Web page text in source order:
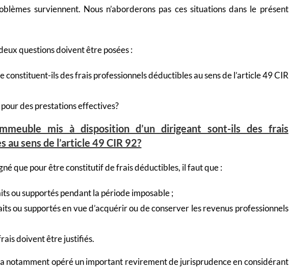
surviennent. Nous n’aborderons pas ces situations dans le présent
questions doivent être posées :
constituent-ils des frais professionnels déductibles au sens de l’article 49 CIR
des prestations effectives?
mis à disposition d’un dirigeant sont-ils des frais
sens de l’article 49 CIR 92?
que pour être constitutif de frais déductibles, il faut que :
ou supportés pendant la période imposable ;
ou supportés en vue d’acquérir ou de conserver les revenus professionnels
doivent être justifiés.
notamment opéré un important revirement de jurisprudence en considérant